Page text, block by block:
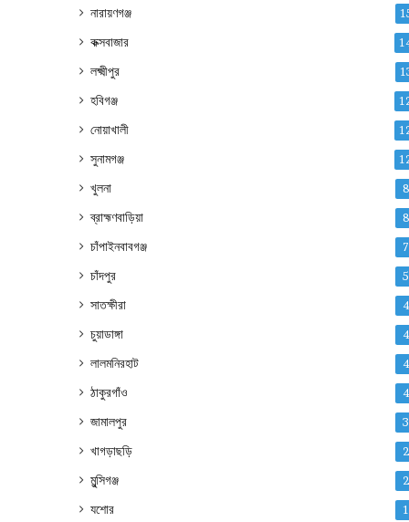
নারায়ণগঞ্জ
কক্সবাজার
লক্ষ্মীপুর
হবিগঞ্জ
নোয়াখালী
সুনামগঞ্জ
খুলনা 8
ব্রাহ্মণবাড়িয়া 8
চাঁপাইনবাবগঞ্জ 7
চাঁদপুর 5
সাতক্ষীরা 4
চুয়াডাঙ্গা 4
লালমনিরহাট 4
ঠাকুরগাঁও 4
জামালপুর 3
খাগড়াছড়ি 2
মুন্সিগঞ্জ 2
যশোর 1